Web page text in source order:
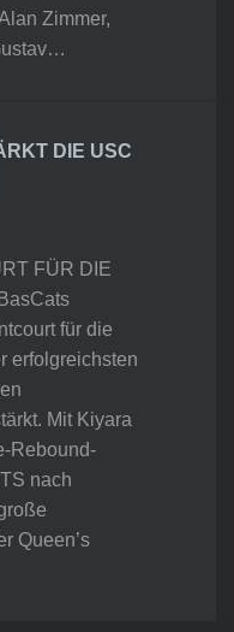
Zimmer,
DIE USC
FÜR DIE
für die
erfolgreichsten
Mit Kiyara
Rebound-
nach
Queen’s